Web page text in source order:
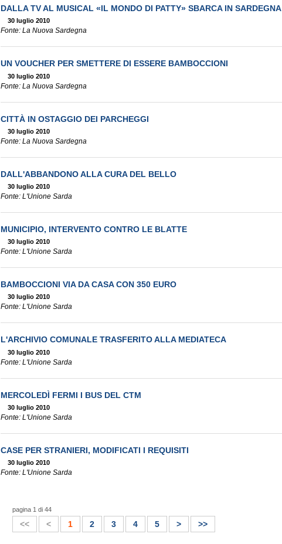
DALLA TV AL MUSICAL «IL MONDO DI PATTY» SBARCA IN SARDEGNA
30 luglio 2010
Fonte: La Nuova Sardegna
UN VOUCHER PER SMETTERE DI ESSERE BAMBOCCIONI
30 luglio 2010
Fonte: La Nuova Sardegna
CITTÀ IN OSTAGGIO DEI PARCHEGGI
30 luglio 2010
Fonte: La Nuova Sardegna
DALL'ABBANDONO ALLA CURA DEL BELLO
30 luglio 2010
Fonte: L'Unione Sarda
MUNICIPIO, INTERVENTO CONTRO LE BLATTE
30 luglio 2010
Fonte: L'Unione Sarda
BAMBOCCIONI VIA DA CASA CON 350 EURO
30 luglio 2010
Fonte: L'Unione Sarda
L'ARCHIVIO COMUNALE TRASFERITO ALLA MEDIATECA
30 luglio 2010
Fonte: L'Unione Sarda
MERCOLEDÌ FERMI I BUS DEL CTM
30 luglio 2010
Fonte: L'Unione Sarda
CASE PER STRANIERI, MODIFICATI I REQUISITI
30 luglio 2010
Fonte: L'Unione Sarda
pagina 1 di 44
<< < 1 2 3 4 5 > >>